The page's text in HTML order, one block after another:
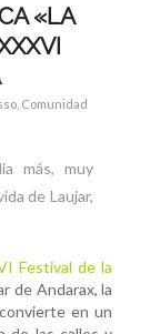
«LA
, Comunidad
más, muy
de Laujar,
Festival de la
de Andarax, la
en un